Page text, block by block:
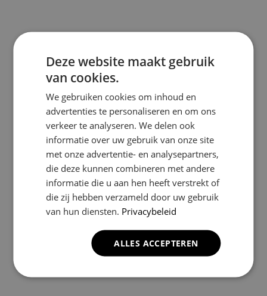
Deze website maakt gebruik
van cookies.
We gebruiken cookies om inhoud en
advertenties te personaliseren en om ons
verkeer te analyseren. We delen ook
informatie over uw gebruik van onze site
met onze advertentie- en analysepartners,
die deze kunnen combineren met andere
informatie die u aan hen heeft verstrekt of
die zij hebben verzameld door uw gebruik
van hun diensten. Privacybeleid
ALLES ACCEPTEREN